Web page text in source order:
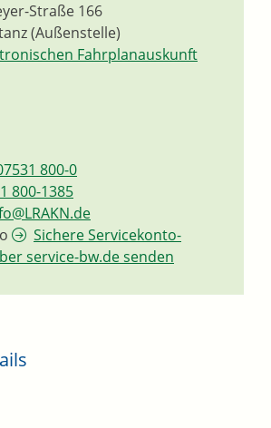
Straße 166
(Außenstelle)
Fahrplanauskunft
800-0
800-1385
Sichere Servicekonto-
service-bw.de senden